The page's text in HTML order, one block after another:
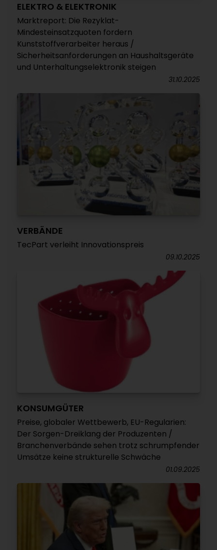
ELEKTRO & ELEKTRONIK
Marktreport: Die Rezyklat-
Mindesteinsatzquoten fordern
Kunststoffverarbeiter heraus /
Sicherheitsanforderungen an Haushaltsgeräte
und Unterhaltungselektronik steigen
31.10.2025
VERBÄNDE
TecPart verleiht Innovationspreis
09.10.2025
KONSUMGÜTER
Preise, globaler Wettbewerb, EU-Regularien:
Der Sorgen-Dreiklang der Produzenten /
Branchenverbände sehen trotz schrumpfender
Umsätze keine strukturelle Schwäche
01.09.2025